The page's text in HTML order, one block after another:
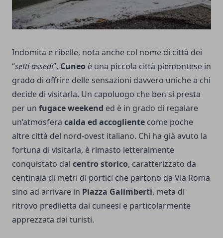
Indomita e ribelle, nota anche col nome di città dei
“setti assedi”, Cuneo è una piccola città piemontese in
grado di offrire delle sensazioni davvero uniche a chi
decide di visitarla. Un capoluogo che ben si presta
per un fugace weekend ed è in grado di regalare
un’atmosfera calda ed accogliente come poche
altre città del nord-ovest italiano. Chi ha già avuto la
fortuna di visitarla, è rimasto letteralmente
conquistato dal centro storico, caratterizzato da
centinaia di metri di portici che partono da Via Roma
sino ad arrivare in Piazza Galimberti, meta di
ritrovo prediletta dai cuneesi e particolarmente
apprezzata dai turisti.